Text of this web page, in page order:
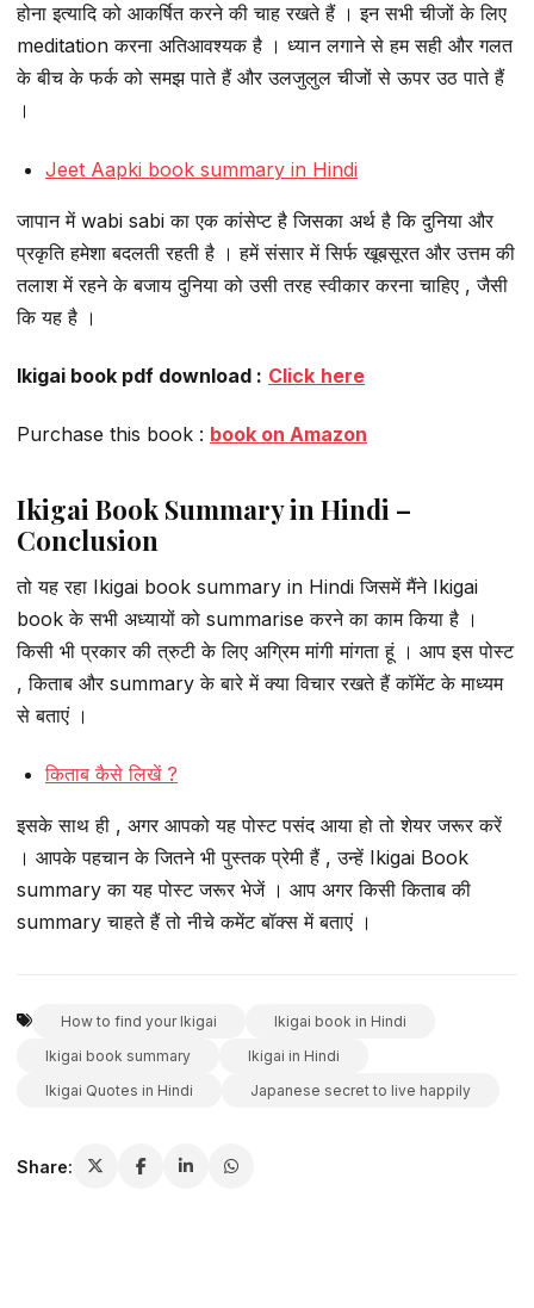
होना इत्यादि को आकर्षित करने की चाह रखते हैं । इन सभी चीजों के लिए
meditation करना अतिआवश्यक है । ध्यान लगाने से हम सही और गलत
के बीच के फर्क को समझ पाते हैं और उलजुलुल चीजों से ऊपर उठ पाते हैं
।
Jeet Aapki book summary in Hindi
जापान में wabi sabi का एक कांसेप्ट है जिसका अर्थ है कि दुनिया और
प्रकृति हमेशा बदलती रहती है । हमें संसार में सिर्फ खूबसूरत और उत्तम की
तलाश में रहने के बजाय दुनिया को उसी तरह स्वीकार करना चाहिए , जैसी
कि यह है ।
Ikigai book pdf download : Click here
Purchase this book : book on Amazon
Ikigai Book Summary in Hindi –
Conclusion
तो यह रहा Ikigai book summary in Hindi जिसमें मैंने Ikigai
book के सभी अध्यायों को summarise करने का काम किया है ।
किसी भी प्रकार की त्रुटी के लिए अग्रिम मांगी मांगता हूं । आप इस पोस्ट
, किताब और summary के बारे में क्या विचार रखते हैं कॉमेंट के माध्यम
से बताएं ।
किताब कैसे लिखें ?
इसके साथ ही , अगर आपको यह पोस्ट पसंद आया हो तो शेयर जरूर करें
। आपके पहचान के जितने भी पुस्तक प्रेमी हैं , उन्हें Ikigai Book
summary का यह पोस्ट जरूर भेजें । आप अगर किसी किताब की
summary चाहते हैं तो नीचे कमेंट बॉक्स में बताएं ।
How to find your Ikigai
Ikigai book in Hindi
Ikigai book summary
Ikigai in Hindi
Ikigai Quotes in Hindi
Japanese secret to live happily
Share: